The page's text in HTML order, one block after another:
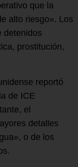
que la
alto riesgo». Los
detenidos
prostitución,
reportó
de ICE
el
detalles
o de los